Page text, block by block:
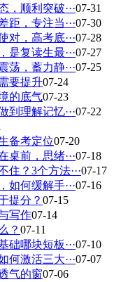
顺利突破···07-31
，专注当···07-30
，高考底···07-28
复读生最···07-27
，蓄力静···07-25
要提升07-24
的底气07-23
理解记忆···07-22
备考定位07-20
前，思绪···07-18
？3个方法···07-17
何缓解手···07-16
提分？ 07-15
写作07-14
？ 07-11
哪块短板···07-10
激活三大···07-07
气的窗07-06